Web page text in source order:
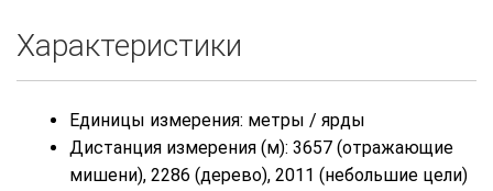
Характеристики
Единицы измерения: метры / ярды
Дистанция измерения (м): 3657 (отражающие
мишени), 2286 (дерево), 2011 (небольшие цели)